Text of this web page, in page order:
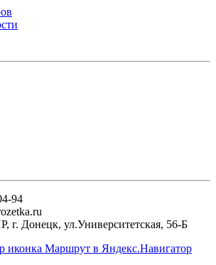
94
г. Донецк, ул.Университетская, 56-Б
Маршрут в Яндекс.Навигатор